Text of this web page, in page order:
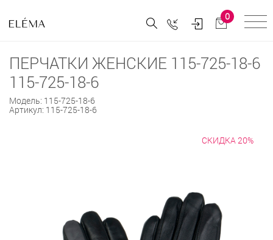
0
ПЕРЧАТКИ ЖЕНСКИЕ 115-725-18-6
115-725-18-6
Модель: 115-725-18-6
Артикул: 115-725-18-6
СКИДКА 20%